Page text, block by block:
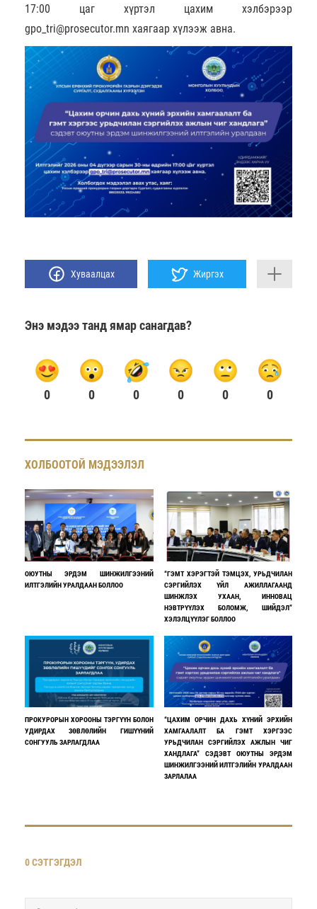
17:00 цаг хүртэл цахим хэлбэрээр
gpo_tri@prosecutor.mn хаягаар хүлээж авна.
Хуваалцах Жиргэх
Энэ мэдээ танд ямар санагдав?
0 0 0 0 0 0
ХОЛБООТОЙ МЭДЭЭЛЭЛ
ОЮУТНЫ ЭРДЭМ ШИНЖИЛГЭЭНИЙ
ИЛТГЭЛИЙН УРАЛДААН БОЛЛОО
“ГЭМТ ХЭРЭГТЭЙ ТЭМЦЭХ, УРЬДЧИЛАН
СЭРГИЙЛЭХ ҮЙЛ АЖИЛЛАГААНД
ШИНЖЛЭХ УХААН, ИННОВАЦ
НЭВТРҮҮЛЭХ БОЛОМЖ, ШИЙДЭЛ”
ХЭЛЭЛЦҮҮЛЭГ БОЛЛОО
ПРОКУРОРЫН ХОРООНЫ ТЭРГҮҮН БОЛОН
УДИРДАХ ЗӨВЛӨЛИЙН ГИШҮҮНИЙ
СОНГУУЛЬ ЗАРЛАГДЛАА
“ЦАХИМ ОРЧИН ДАХЬ ХҮНИЙ ЭРХИЙН
ХАМГААЛАЛТ БА ГЭМТ ХЭРГЭЭС
УРЬДЧИЛАН СЭРГИЙЛЭХ АЖЛЫН ЧИГ
ХАНДЛАГА” СЭДЭВТ ОЮУТНЫ ЭРДЭМ
ШИНЖИЛГЭЭНИЙ ИЛТГЭЛИЙН УРАЛДААН
ЗАРЛАЛАА
0 СЭТГЭГДЭЛ